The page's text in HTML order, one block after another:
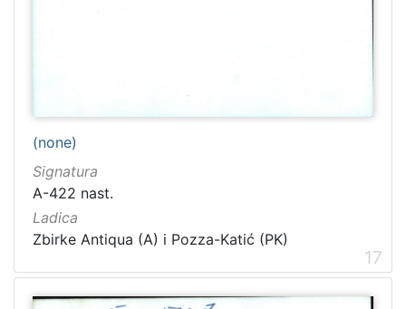
(none)
Signatura
A-422 nast.
Ladica
Zbirke Antiqua (A) i Pozza-Katić (PK)
17